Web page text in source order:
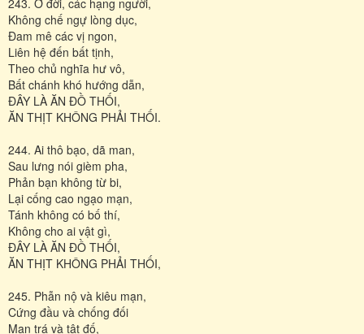
Không chế ngự lòng dục,
Ðam mê các vị ngon,
Liên hệ đến bất tịnh,
Theo chủ nghĩa hư vô,
Bất chánh khó hướng dẫn,
ÐÂY LÀ ĂN ĐỒ THỐI,
ĂN THỊT KHÔNG PHẢI THỐI.
244. Ai thô bạo, dã man,
Sau lưng nói gièm pha,
Phản bạn không từ bi,
Lại cống cao ngạo mạn,
Tánh không có bố thí,
Không cho ai vật gì,
ÐÂY LÀ ĂN ĐỒ THỐI,
ĂN THỊT KHÔNG PHẢI THỐI,
245. Phẫn nộ và kiêu mạn,
Cứng đầu và chống đối
Man trá và tật đố,